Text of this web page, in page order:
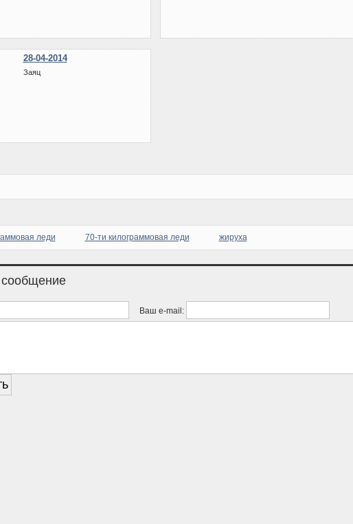
28-04-2014
Заяц
леди 70-ти килограммовая леди жируха
Ваш e-mail: